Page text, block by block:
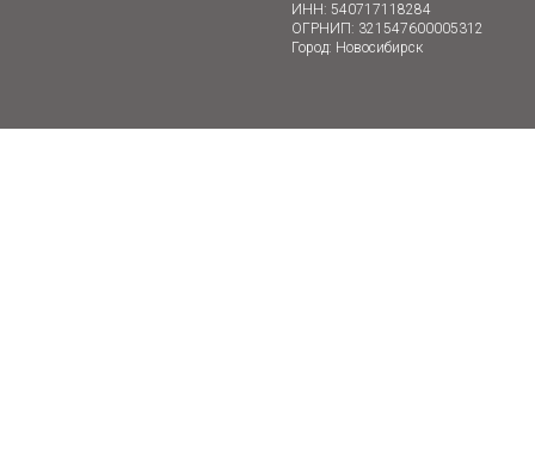
ИНН: 540717118284
ОГРНИП: 321547600005312
Город: Новосибирск